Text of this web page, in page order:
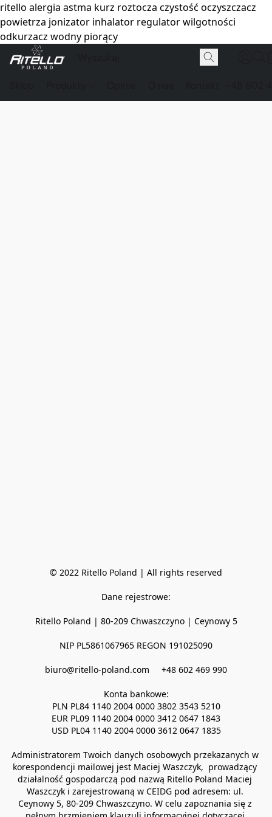
ritello alergia astma kurz roztocza czystość oczyszczacz
powietrza jonizator inhalator regulator wilgotności
odkurzacz wodny piorący
© 2022 Ritello Poland | All rights reserved
Dane rejestrowe:
Ritello Poland | 80-209 Chwaszczyno | Ceynowy 5
NIP PL5861067965 REGON 191025090
biuro@ritello-poland.com     +48 602 469 990
Konta bankowe:
PLN PL84 1140 2004 0000 3802 3543 5210
EUR PL09 1140 2004 0000 3412 0647 1843
USD PL04 1140 2004 0000 3612 0647 1835
Administratorem Twoich danych osobowych przekazanych w
korespondencji mailowej jest Maciej Waszczyk,  prowadzący
działalność gospodarczą pod nazwą Ritello Poland Maciej
Waszczyk i zarejestrowaną w CEIDG pod adresem: ul.
Ceynowy 5, 80-209 Chwaszczyno. W celu zapoznania się z